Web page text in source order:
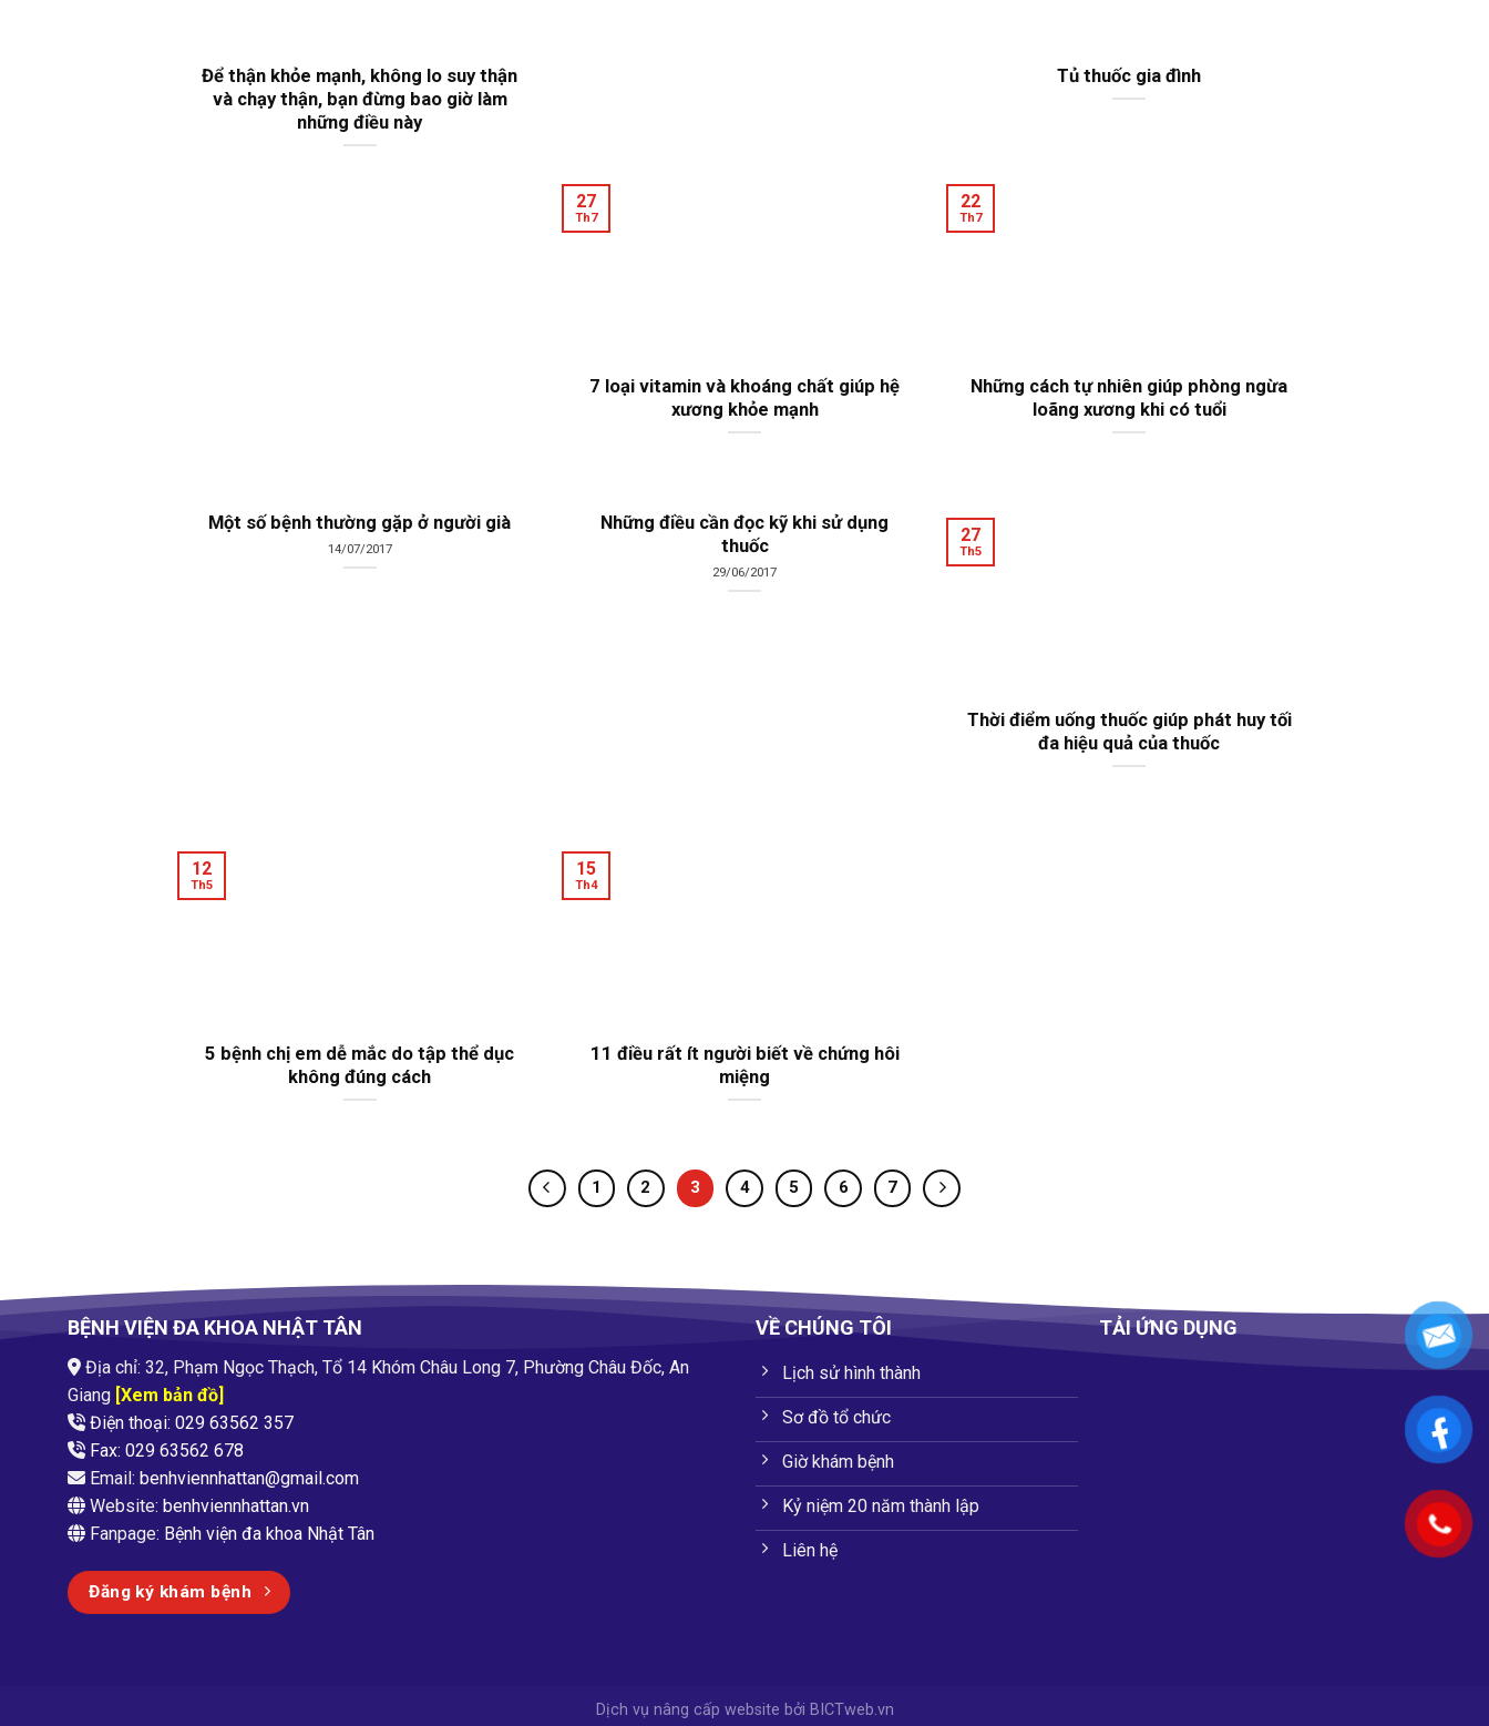
Để thận khỏe mạnh, không lo suy thận
và chạy thận, bạn đừng bao giờ làm
những điều này
Tủ thuốc gia đình
7 loại vitamin và khoáng chất giúp hệ
xương khỏe mạnh
27
Th7
Những cách tự nhiên giúp phòng ngừa
loãng xương khi có tuổi
22
Th7
Một số bệnh thường gặp ở người già
14/07/2017
Những điều cần đọc kỹ khi sử dụng
thuốc
29/06/2017
Thời điểm uống thuốc giúp phát huy tối
đa hiệu quả của thuốc
27
Th5
5 bệnh chị em dễ mắc do tập thể dục
không đúng cách
12
Th5
11 điều rất ít người biết về chứng hôi
miệng
15
Th4
1 2 3 4 5 6 7
BỆNH VIỆN ĐA KHOA NHẬT TÂN
Địa chỉ: 32, Phạm Ngọc Thạch, Tổ 14 Khóm Châu Long 7, Phường Châu Đốc, An
Giang[Xem bản đồ]
Điện thoại: 029 63562 357
Fax: 029 63562 678
Email: benhviennhattan@gmail.com
Website: benhviennhattan.vn
Fanpage: Bệnh viện đa khoa Nhật Tân
Đăng ký khám bệnh
VỀ CHÚNG TÔI
Lịch sử hình thành
Sơ đồ tổ chức
Giờ khám bệnh
Kỷ niệm 20 năm thành lập
Liên hệ
TẢI ỨNG DỤNG
Dịch vụ nâng cấp website bởi BICTweb.vn